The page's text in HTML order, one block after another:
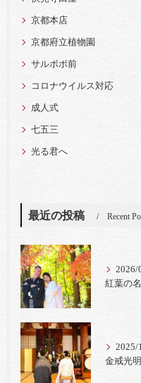
京都本店
京都府立植物園
サルボボ前
コロナウイルス対応
成人式
七五三
光る君へ
最近の投稿 Recent
2026/
紅葉の
2025/
金戒光